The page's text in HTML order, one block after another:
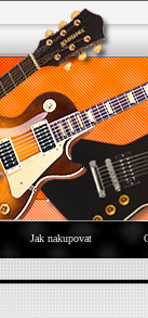
Jak nakupovat